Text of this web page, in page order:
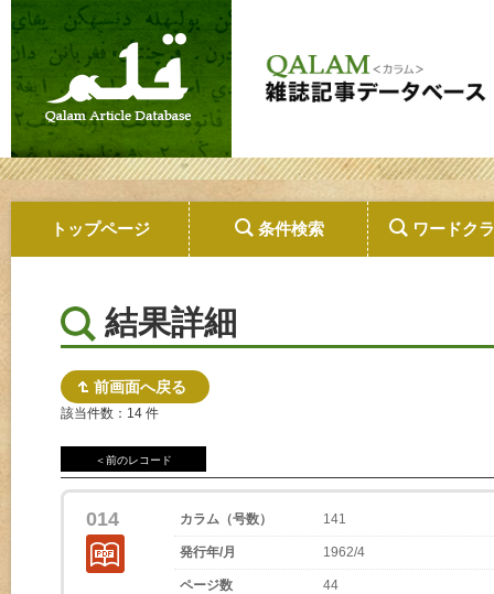
トップページ 条件検索 ワードク
結果詳細
前画面へ戻る
該当件数：14 件
＜前のレコード
014 カラム（号数） 141
発行年/月 1962/4
ページ数 44